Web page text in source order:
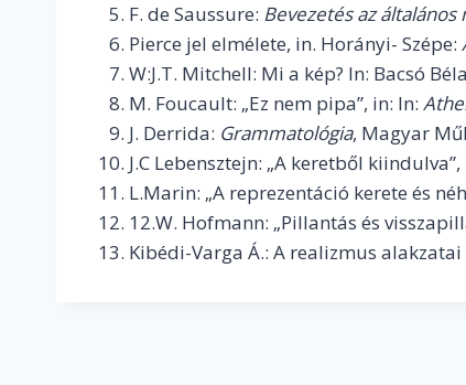
F. de Saussure: Bevezetés az általános
Pierce jel elmélete, in. Horányi- Szépe:
W:J.T. Mitchell: Mi a kép? In: Bacsó
M. Foucault: „Ez nem pipa”, in: In:
J. Derrida: Grammatológia, Magyar
J.C Lebensztejn: „A keretből kiindulva”,
L.Marin: „A reprezentáció kerete és
12.W. Hofmann: „Pillantás és
Kibédi-Varga Á.: A realizmus